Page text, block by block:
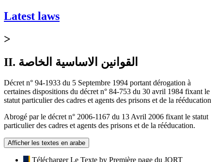
Latest laws
>
II. القوانين الاساسية الخاصة
Décret n° 94-1933 du 5 Septembre 1994 portant dérogation à
certaines dispositions du décret n° 84-753 du 30 avril 1984 fixant le
statut particulier des cadres et agents des prisons et de la rééducation
Abrogé par le décret n° 2006-1167 du 13 Avril 2006 fixant le statut
particulier des cadres et agents des prisons et de la rééducation.
Afficher les textes en arabe
Télécharger Le Texte by Première page du JORT